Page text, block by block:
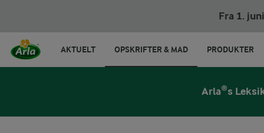
Fra 1.
AKTUELT OPSKRIFTER & MAD PRODUKTER
Arla®s